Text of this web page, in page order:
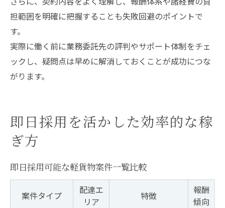
担範囲を明確に把握することも失敗回避のポイントで
す。
実際に働く前に業務委託先の評判やサポート体制をチェ
ックし、疑問点は早めに解消しておくことが成功につな
がります。
即日採用を活かした効率的な稼
ぎ方
即日採用可能な軽貨物案件一覧比較
案件タイプ
配達エ
リア
特徴
報酬
傾向